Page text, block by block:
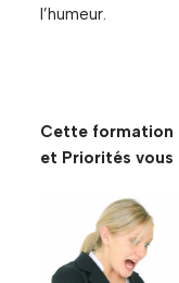
l’humeur.
Cette formation
et Priorités